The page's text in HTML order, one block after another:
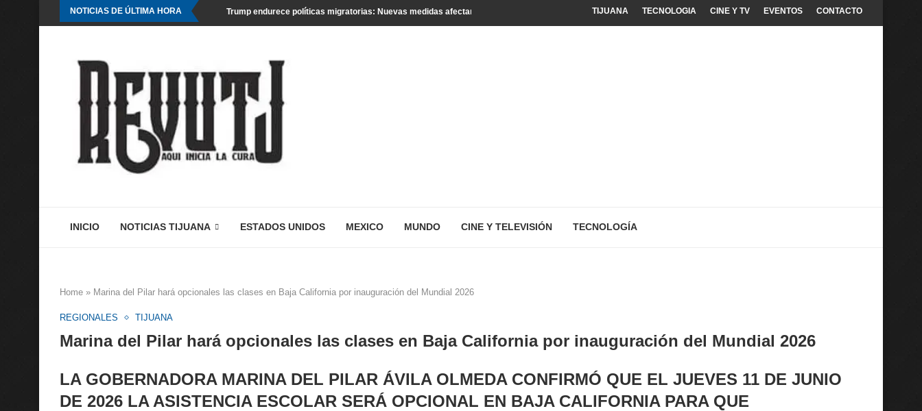
NOTICIAS DE ÚLTIMA HORA Trump endurece políticas migratorias: Nuevas medidas afectan a turistas y residentes legalesTIJUANA TECNOLOGIA CINE Y TV EVENTOS CONTACTO
INICIO NOTICIAS TIJUANA ESTADOS UNIDOS MEXICO MUNDO CINE Y TELEVISIÓN TECNOLOGÍA
Home » Marina del Pilar hará opcionales las clases en Baja California por inauguración del Mundial 2026
REGIONALES TIJUANA
Marina del Pilar hará opcionales las clases en Baja California por inauguración del Mundial 2026
LA GOBERNADORA MARINA DEL PILAR ÁVILA OLMEDA CONFIRMÓ QUE EL JUEVES 11 DE JUNIO
DE 2026 LA ASISTENCIA ESCOLAR SERÁ OPCIONAL EN BAJA CALIFORNIA PARA QUE